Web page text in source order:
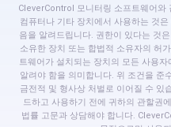
CleverControl 모니터링 소프트웨어와
컴퓨터나 기타 장치에서 사용하는 것
음을 알려드립니다. 권한이 있다는 것
소유한 장치 또는 합법적 소유자의 허
트웨어가 설치되는 장치의 모든 사용
알려야 함을 의미합니다. 위 조건을 준
금전적 및 형사상 처벌로 이어질 수
드하고 사용하기 전에 귀하의 관할권
법률 고문과 상담해야 합니다.